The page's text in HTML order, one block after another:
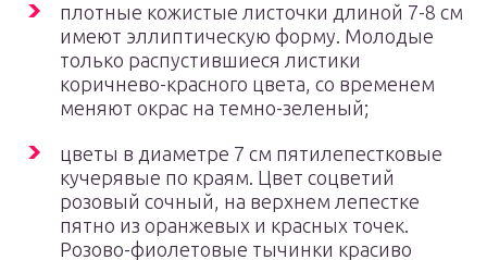
плотные кожистые листочки длиной 7-8 см
имеют эллиптическую форму. Молодые
только распустившиеся листики
коричнево-красного цвета, со временем
меняют окрас на темно-зеленый;
цветы в диаметре 7 см пятилепестковые
кучерявые по краям. Цвет соцветий
розовый сочный, на верхнем лепестке
пятно из оранжевых и красных точек.
Розово-фиолетовые тычинки красиво